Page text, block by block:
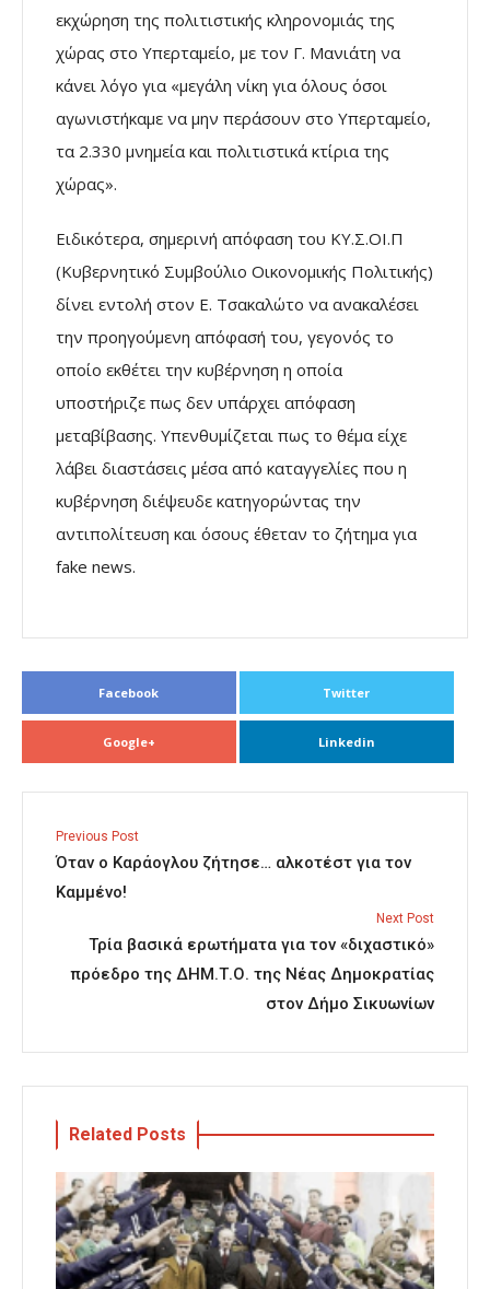
εκχώρηση της πολιτιστικής κληρονομιάς της
χώρας στο Υπερταμείο, με τον Γ. Μανιάτη να
κάνει λόγο για «μεγάλη νίκη για όλους όσοι
αγωνιστήκαμε να μην περάσουν στο Υπερταμείο,
τα 2.330 μνημεία και πολιτιστικά κτίρια της
χώρας».
Ειδικότερα, σημερινή απόφαση του ΚΥ.Σ.ΟΙ.Π
(Κυβερνητικό Συμβούλιο Οικονομικής Πολιτικής)
δίνει εντολή στον Ε. Τσακαλώτο να ανακαλέσει
την προηγούμενη απόφασή του, γεγονός το
οποίο εκθέτει την κυβέρνηση η οποία
υποστήριζε πως δεν υπάρχει απόφαση
μεταβίβασης. Υπενθυμίζεται πως το θέμα είχε
λάβει διαστάσεις μέσα από καταγγελίες που η
κυβέρνηση διέψευδε κατηγορώντας την
αντιπολίτευση και όσους έθεταν το ζήτημα για
fake news.
Facebook Twitter
Google+ Linkedin
Previous Post
Όταν ο Καράογλου ζήτησε… αλκοτέστ για τον
Καμμένο!
Next Post
Τρία βασικά ερωτήματα για τον «διχαστικό»
πρόεδρο της ΔΗΜ.Τ.Ο. της Νέας Δημοκρατίας
στον Δήμο Σικυωνίων
Related Posts